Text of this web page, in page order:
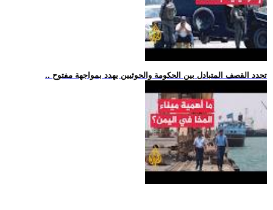
.. تجدد القصف المتبادل بين الحكومة والحوثيين يهدد بمواجهة مفتوح